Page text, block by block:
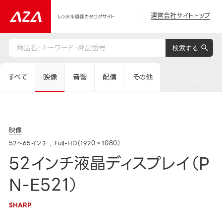
レンタル機器カタログサイト 運営会社サイトトップ
すべて 映像 音響 配信 その他
映像
52～65インチ Full-HD（1920×1080）
52インチ液晶ディスプレイ（P
N-E521）
SHARP